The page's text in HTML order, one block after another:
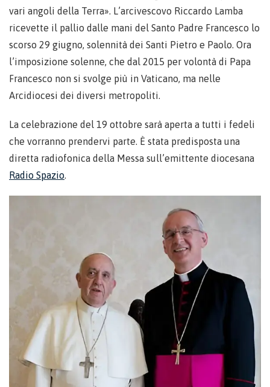
vari angoli della Terra». L’arcivescovo Riccardo Lamba
ricevette il pallio dalle mani del Santo Padre Francesco lo
scorso 29 giugno, solennità dei Santi Pietro e Paolo. Ora
l’imposizione solenne, che dal 2015 per volontà di Papa
Francesco non si svolge più in Vaticano, ma nelle
Arcidiocesi dei diversi metropoliti.
La celebrazione del 19 ottobre sarà aperta a tutti i fedeli
che vorranno prendervi parte. È stata predisposta una
diretta radiofonica della Messa sull’emittente diocesana
Radio Spazio.